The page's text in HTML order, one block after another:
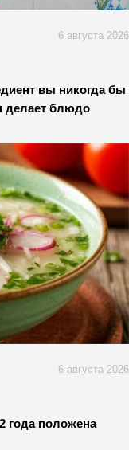
6 августа 2026
вы никогда бы
делает блюдо
6 августа 2026
года положена